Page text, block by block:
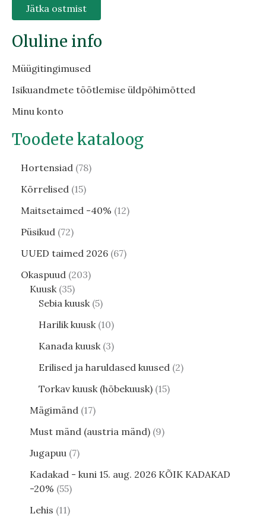
Jätka ostmist
Oluline info
Müügitingimused
Isikuandmete töötlemise üldpõhimõtted
Minu konto
Toodete kataloog
Hortensiad 78
Kõrrelised 15
Maitsetaimed -40% 12
Püsikud 72
UUED taimed 2026 67
Okaspuud 203
Kuusk 35
Sebia kuusk 5
Harilik kuusk 10
Kanada kuusk 3
Erilised ja haruldased kuused 2
Torkav kuusk (hõbekuusk) 15
Mägimänd 17
Must mänd (austria mänd) 9
Jugapuu 7
Kadakad - kuni 15. aug. 2026 KÕIK KADAKAD
-20% 55
Lehis 11